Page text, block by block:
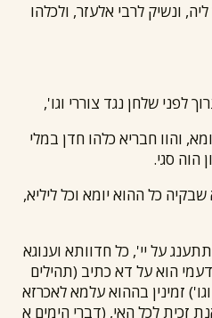
ונשיק לרבי אלעזר, ולכלהו
לפני שלחן נגד צוררי וגו',
והוו חבריא כלהו חדן במלי
הוה סגי.
שבקיה כל ההוא יומא וכל ליליא,
על יי', כל חדוותא וענוגא
הוא על דא כתיב (תהילים
זמינין בההוא עלמא לאכרזא
זכית לכל האי, (דברי הימים א